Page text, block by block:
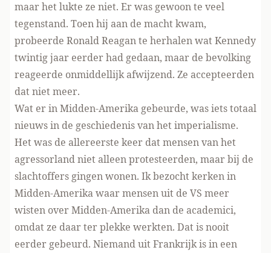
maar het lukte ze niet. Er was gewoon te veel
tegenstand. Toen hij aan de macht kwam,
probeerde Ronald Reagan te herhalen wat Kennedy
twintig jaar eerder had gedaan, maar de bevolking
reageerde onmiddellijk afwijzend. Ze accepteerden
dat niet meer.
Wat er in Midden-Amerika gebeurde, was iets totaal
nieuws in de geschiedenis van het imperialisme.
Het was de allereerste keer dat mensen van het
agressorland niet alleen protesteerden, maar bij de
slachtoffers gingen wonen. Ik bezocht kerken in
Midden-Amerika waar mensen uit de VS meer
wisten over Midden-Amerika dan de academici,
omdat ze daar ter plekke werkten. Dat is nooit
eerder gebeurd. Niemand uit Frankrijk is in een